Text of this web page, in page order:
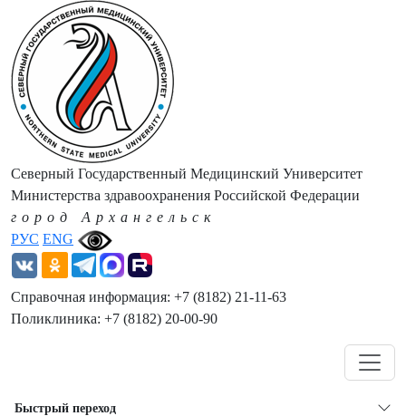
РУС ENG
Северный Государственный Медицинский Университет
Министерства здравоохранения Российской Федерации
город Архангельск
Справочная информация: +7 (8182) 21-11-63
Поликлиника: +7 (8182) 20-00-90
Быстрый переход